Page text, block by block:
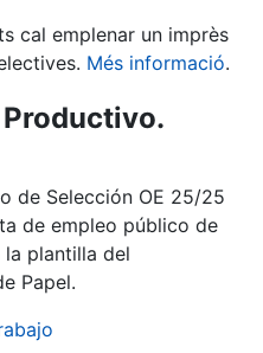
cal emplenar un imprès
Més informació.
de Selección OE 25/25
de empleo público de
plantilla del
Papel.